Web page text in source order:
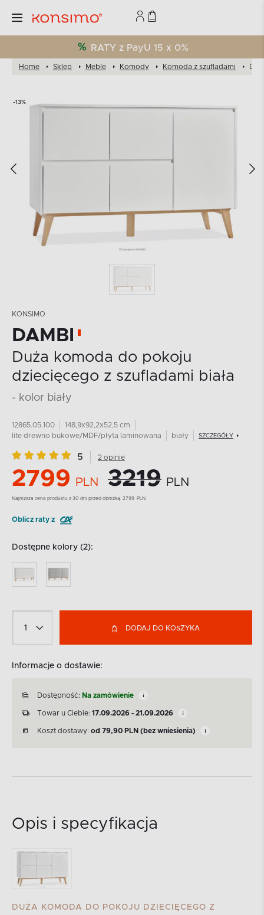
RATY z PayU 15 x 0%
Home Sklep Meble Komody Komoda z szufladami
-13%
KONSIMO
DAMBI
Duża komoda do pokoju
dziecięcego z szufladami biała
- kolor biały
12865.05.100
148,9x92,2x52,5 cm
lite drewno bukowe/MDF/płyta laminowana
biały SZCZEGÓŁY
5 2 opinie
2799 PLN 3219 PLN
Najnizsza cena produktu z 30 dni przed obniżką: 2799 PLN
Oblicz raty z
Dostępne kolory (2):
DODAJ DO KOSZYKA
Informacje o dostawie:
Dostępność: Na zamówienie
Towar u Ciebie: 17.09.2026 - 21.09.2026
Koszt dostawy: od 79,90 PLN (bez wniesienia)
Opis i specyfikacja
DUŻA KOMODA DO POKOJU DZIECIĘCEGO Z